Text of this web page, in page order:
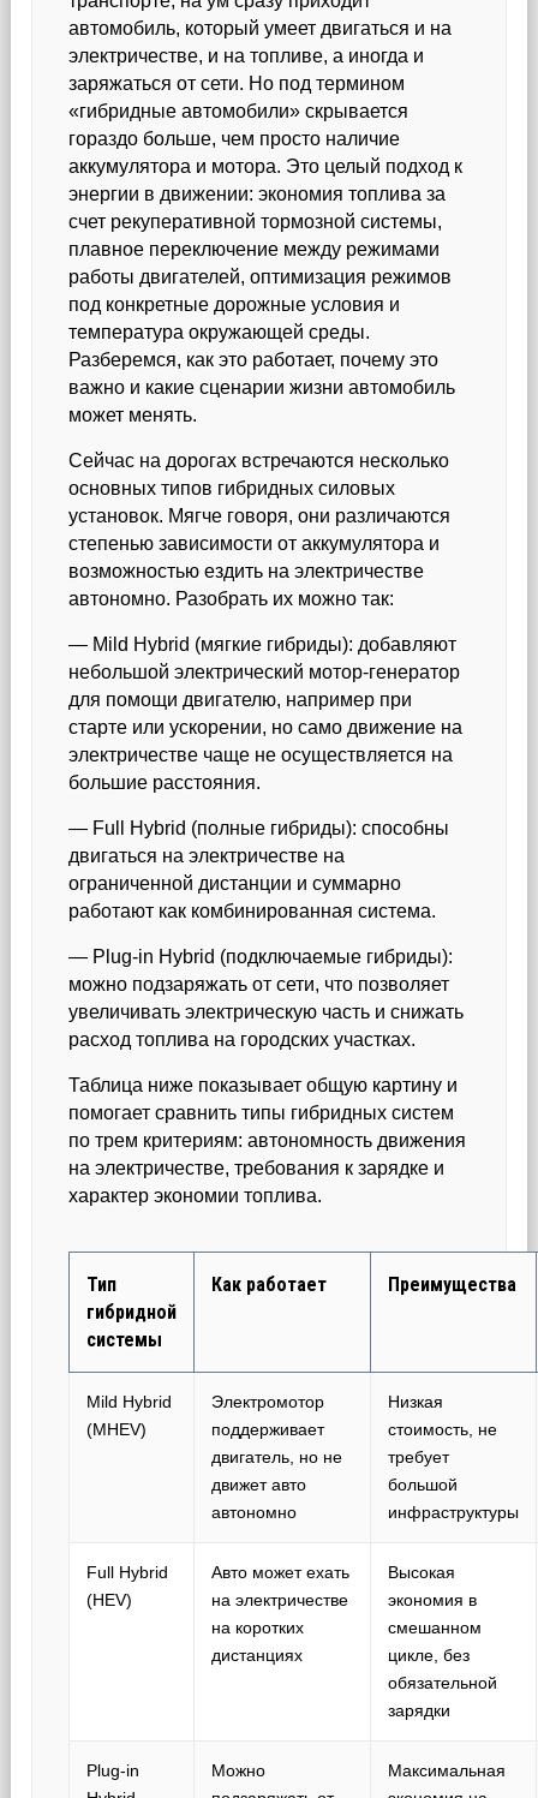
автомобиль, который умеет двигаться и на
электричестве, и на топливе, а иногда и
заряжаться от сети. Но под термином
«гибридные автомобили» скрывается
гораздо больше, чем просто наличие
аккумулятора и мотора. Это целый подход к
энергии в движении: экономия топлива за
счет рекуперативной тормозной системы,
плавное переключение между режимами
работы двигателей, оптимизация режимов
под конкретные дорожные условия и
температура окружающей среды.
Разберемся, как это работает, почему это
важно и какие сценарии жизни автомобиль
может менять.
Сейчас на дорогах встречаются несколько
основных типов гибридных силовых
установок. Мягче говоря, они различаются
степенью зависимости от аккумулятора и
возможностью ездить на электричестве
автономно. Разобрать их можно так:
— Mild Hybrid (мягкие гибриды): добавляют
небольшой электрический мотор-генератор
для помощи двигателю, например при
старте или ускорении, но само движение на
электричестве чаще не осуществляется на
большие расстояния.
— Full Hybrid (полные гибриды): способны
двигаться на электричестве на
ограниченной дистанции и суммарно
работают как комбинированная система.
— Plug-in Hybrid (подключаемые гибриды):
можно подзаряжать от сети, что позволяет
увеличивать электрическую часть и снижать
расход топлива на городских участках.
Таблица ниже показывает общую картину и
помогает сравнить типы гибридных систем
по трем критериям: автономность движения
на электричестве, требования к зарядке и
характер экономии топлива.
Тип
гибридной
системы
Как работает Преимущества
Mild Hybrid
(MHEV)
Электромотор
поддерживает
двигатель, но не
движет авто
автономно
Низкая
стоимость, не
требует
большой
инфраструктуры
Full Hybrid
(HEV)
Авто может ехать
на электричестве
на коротких
дистанциях
Высокая
экономия в
смешанном
цикле, без
обязательной
зарядки
Plug-in
Можно
Максимальная